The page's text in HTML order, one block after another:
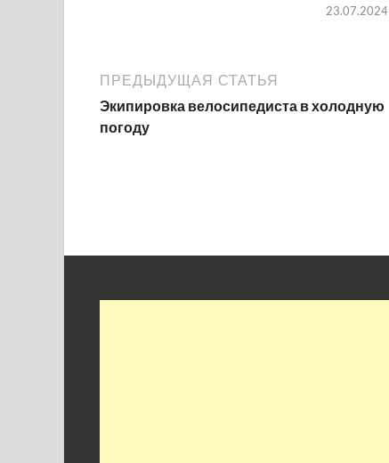
23.07.2024
ПРЕДЫДУЩАЯ СТАТЬЯ
Экипировка велосипедиста в холодную
погоду